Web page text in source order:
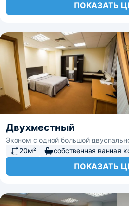
ПОКАЗАТЬ
Двухместный
Эконом с одной большой
20м²
собственная ванная
ПОКАЗАТЬ